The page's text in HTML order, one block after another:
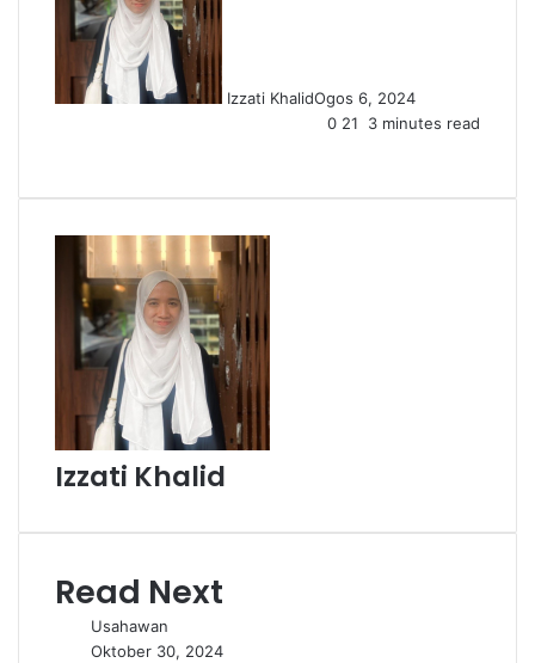
Izzati KhalidOgos 6, 2024
0 21
3 minutes read
Email
Izzati Khalid
Read Next
Usahawan
Oktober 30, 2024